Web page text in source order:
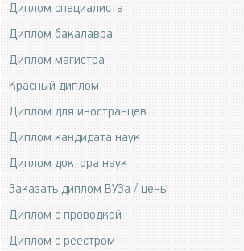
Диплом специалиста
Диплом бакалавра
Диплом магистра
Красный диплом
Диплом для иностранцев
Диплом кандидата наук
Диплом доктора наук
Заказать диплом ВУЗа / цены
Диплом с проводкой
Диплом с реестром